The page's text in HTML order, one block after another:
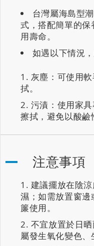
台灣屬海島型
式，搭配簡單的
用壽命。
如遇以下情況
灰塵：可使用
拭。
污漬：使用家
擦拭，避免以酸鹼
注意事項
建議擺放在陰
濕；如需放置窗
簾使用。
不宜放置於日
屬發生氧化變色、